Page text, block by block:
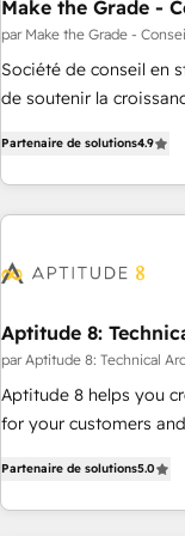
Make the Grade -
par Make the Grade -
Société de conseil en
de soutenir la
développement des
existants. En France et à l'international, nous travaillons
avec des ETI
florissantes. Nos 3 grandes expertises sont : ➤ L’intégration
équipes marketing,
migration,
création de sites
les visiteurs en opportunités
automatisation marketing,
clés : - 10 ans d'expérience - 100+ intégrations CRM
Partenaire de solutions4.9
Aptitude 8:
par Aptitude 8: Technical
Aptitude 8 helps you
for your customers
Aptitude 8 is trusted
Bluetooth,
Partenaire de solutions5.0